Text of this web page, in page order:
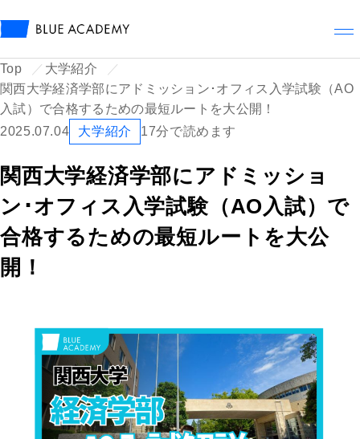
Top
大学紹介
関西大学経済学部にアドミッション･オフィス入学試験（AO
入試）で合格するための最短ルートを大公開！
2025.07.04
大学紹介 17分で読めます
関西大学経済学部にアドミッショ
ン･オフィス入学試験（AO入試）で
合格するための最短ルートを大公
開！